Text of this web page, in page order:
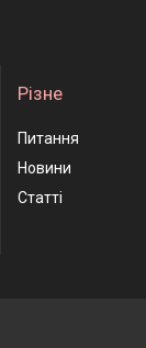
Різне
Питання
Новини
Статті